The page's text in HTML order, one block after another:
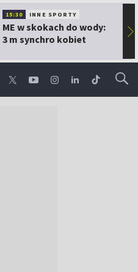
15:30 INNE SPORTY
ME w skokach do wody:
3 m synchro kobiet
▶